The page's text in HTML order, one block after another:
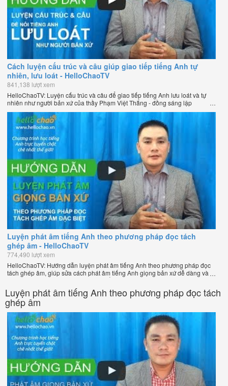
Cách luyện cấu trúc và câu giúp giao tiếp tiếng Anh tự
nhiên, lưu loát - HelloChaoTV
841,138 lượt xem
HelloChaoTV: Luyện cấu trúc và câu để giao tiếp tiếng Anh lưu loát và tự
nhiên như người bản xứ của thầy Phạm Việt Thắng - đồng sáng lập
HelloChao.vn - Trang web học tiếng Anh trực tuyến chặt chẽ nhất thế giới.
Luyện phát âm tiếng Anh theo phương pháp đọc tách
ghép âm - HelloChaoTV
774,490 lượt xem
HelloChaoTV: Hướng dẫn luyện phát âm tiếng Anh theo phương pháp đọc
tách ghép âm, giúp sửa cách phát âm tiếng Anh giọng bản xứ dễ dàng và
nhanh chóng của thầy Phạm Việt Thắng, đồng sáng lập HelloChao.vn -
Chương trình dạy tiếng Anh trực tuyến chặt chẽ nhất thế giới!
Luyện phát âm tiếng Anh theo phương pháp đọc tách
ghép âm